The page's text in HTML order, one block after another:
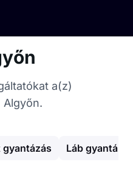
a(z)
Algyőn.
gyantázás Láb